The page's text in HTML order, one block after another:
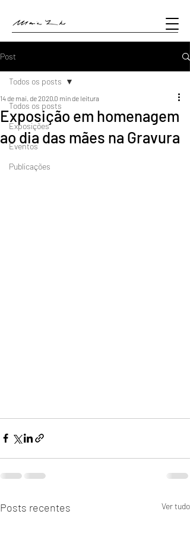
Post
Todos os posts
Exposições
Eventos
Publicações
Todos os posts
Exposição em homenagem
ao dia das mães na Gravura
14 de mai. de 2020 0 min de leitura
Posts recentes Ver tudo